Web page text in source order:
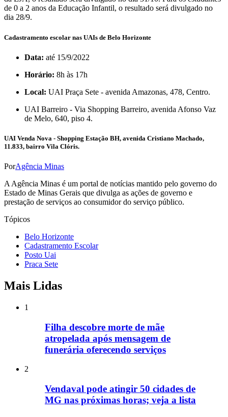
de 0 a 2 anos da Educação Infantil, o resultado será divulgado no
dia 28/9.
Cadastramento escolar nas UAIs de Belo Horizonte
Data: até 15/9/2022
Horário: 8h às 17h
Local: UAI Praça Sete - avenida Amazonas, 478, Centro.
UAI Barreiro - Via Shopping Barreiro, avenida Afonso Vaz
de Melo, 640, piso 4.
UAI Venda Nova - Shopping Estação BH, avenida Cristiano Machado,
11.833, bairro Vila Clóris.
PorAgência Minas
A Agência Minas é um portal de notícias mantido pelo governo do
Estado de Minas Gerais que divulga as ações de governo e
prestação de serviços ao consumidor do serviço público.
Tópicos
Belo Horizonte
Cadastramento Escolar
Posto Uai
Praca Sete
Mais Lidas
1
Filha descobre morte de mãe
atropelada após mensagem de
funerária oferecendo serviços
2
Vendaval pode atingir 50 cidades de
MG nas próximas horas; veja a lista